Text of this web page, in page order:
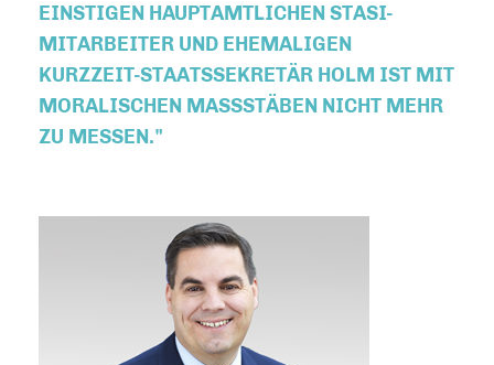
EINSTIGEN HAUPTAMTLICHEN STASI-
MITARBEITER UND EHEMALIGEN
KURZZEIT-STAATSSEKRETÄR HOLM IST MIT
MORALISCHEN MASSSTÄBEN NICHT MEHR Z
U MESSEN."